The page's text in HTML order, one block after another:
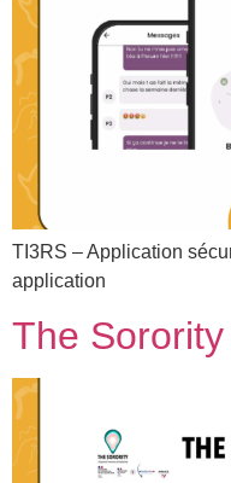
TI3RS – Application
application
The Sorority